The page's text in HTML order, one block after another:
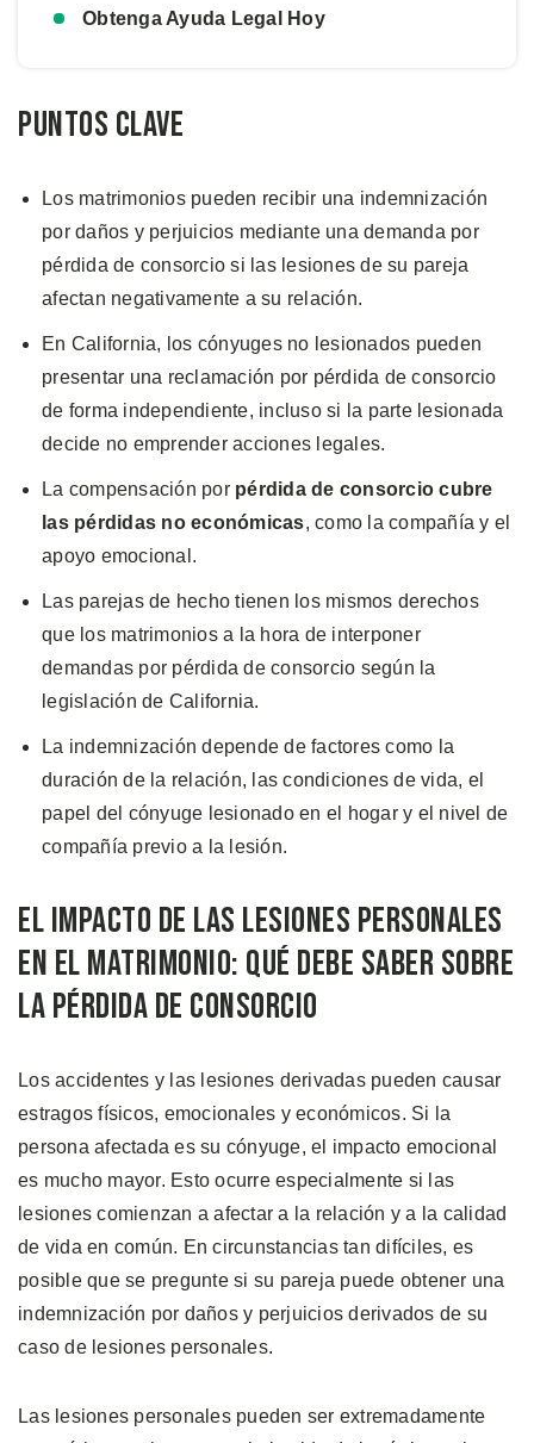
Obtenga Ayuda Legal Hoy
Puntos Clave
Los matrimonios pueden recibir una indemnización
por daños y perjuicios mediante una demanda por
pérdida de consorcio si las lesiones de su pareja
afectan negativamente a su relación.
En California, los cónyuges no lesionados pueden
presentar una reclamación por pérdida de consorcio
de forma independiente, incluso si la parte lesionada
decide no emprender acciones legales.
La compensación por pérdida de consorcio cubre
las pérdidas no económicas, como la compañía y el
apoyo emocional.
Las parejas de hecho tienen los mismos derechos
que los matrimonios a la hora de interponer
demandas por pérdida de consorcio según la
legislación de California.
La indemnización depende de factores como la
duración de la relación, las condiciones de vida, el
papel del cónyuge lesionado en el hogar y el nivel de
compañía previo a la lesión.
El Impacto de Las Lesiones Personales
en el Matrimonio: Qué Debe Saber Sobre
la Pérdida de Consorcio
Los accidentes y las lesiones derivadas pueden causar
estragos físicos, emocionales y económicos. Si la
persona afectada es su cónyuge, el impacto emocional
es mucho mayor. Esto ocurre especialmente si las
lesiones comienzan a afectar a la relación y a la calidad
de vida en común. En circunstancias tan difíciles, es
posible que se pregunte si su pareja puede obtener una
indemnización por daños y perjuicios derivados de su
caso de lesiones personales.
Las lesiones personales pueden ser extremadamente